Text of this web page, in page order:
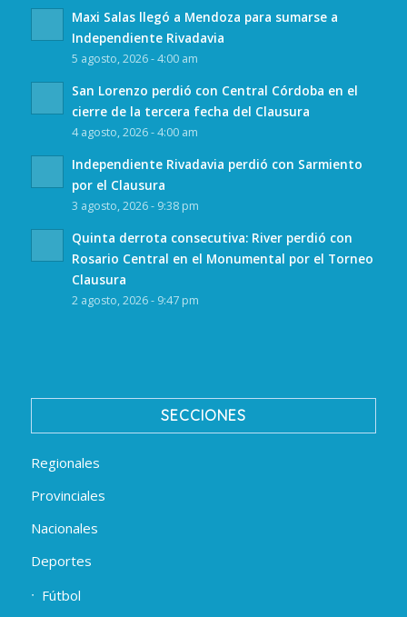
Maxi Salas llegó a Mendoza para sumarse a
Independiente Rivadavia
5 agosto, 2026 - 4:00 am
San Lorenzo perdió con Central Córdoba en el
cierre de la tercera fecha del Clausura
4 agosto, 2026 - 4:00 am
Independiente Rivadavia perdió con Sarmiento
por el Clausura
3 agosto, 2026 - 9:38 pm
Quinta derrota consecutiva: River perdió con
Rosario Central en el Monumental por el Torneo
Clausura
2 agosto, 2026 - 9:47 pm
SECCIONES
Regionales
Provinciales
Nacionales
Deportes
Fútbol